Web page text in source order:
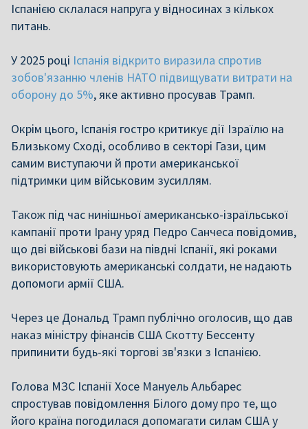
Іспанією склалася напруга у відносинах з кількох
питань.
У 2025 році Іспанія відкрито виразила спротив
зобов'язанню членів НАТО підвищувати витрати на
оборону до 5%, яке активно просував Трамп.
Окрім цього, Іспанія гостро критикує дії Ізраїлю на
Близькому Сході, особливо в секторі Гази, цим
самим виступаючи й проти американської
підтримки цим військовим зусиллям.
Також під час нинішньої американсько-ізраїльської
кампанії проти Ірану уряд Педро Санчеса повідомив,
що дві військові бази на півдні Іспанії, які роками
використовують американські солдати, не надають
допомоги армії США.
Через це Дональд Трамп публічно оголосив, що дав
наказ міністру фінансів США Скотту Бессенту
припинити будь-які торгові зв'язки з Іспанією.
Голова МЗС Іспанії Хосе Мануель Альбарес
спростував повідомлення Білого дому про те, що
його країна погодилася допомагати силам США у